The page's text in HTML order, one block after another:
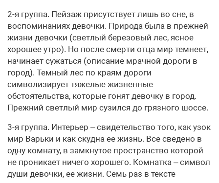
2-я группа. Пейзаж присутствует лишь во сне, в
воспоминаниях девочки. Природа была в прежней
жизни девочки (светлый березовый лес, ясное
хорошее утро). Но после смерти отца мир темнеет,
начинает сужаться (описание мрачной дороги в
город). Темный лес по краям дороги
символизирует тяжелые жизненные
обстоятельства, которые гонят девочку в город.
Прежний светлый мир сузился до грязного шоссе.
3-я группа. Интерьер – свидетельство того, как узок
мир Варьки и как скудна ее жизнь. Все сведено в
одну комнату, в замкнутое пространство которой
не проникает ничего хорошего. Комнатка – символ
души девочки, ее жизни. Семь раз в тексте